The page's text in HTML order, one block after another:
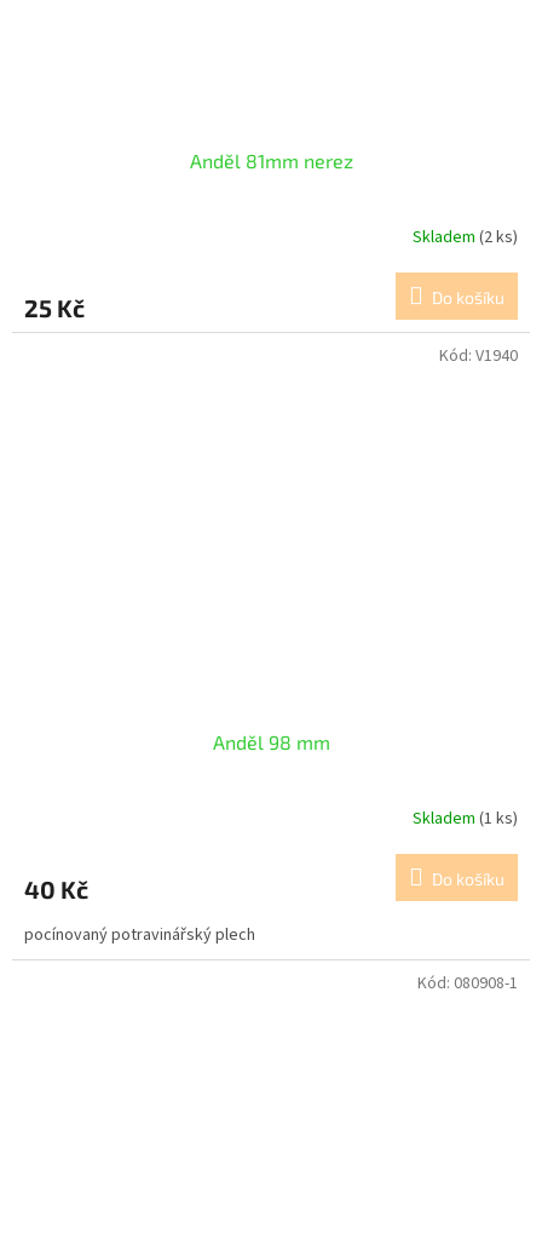
Anděl 81mm nerez
Skladem (2 ks)
25 Kč Do košíku
Anděl 98 mm
Skladem (1 ks)
40 Kč Do košíku
pocínovaný potravinářský plech
Kód: V1940
Kód: 080908-1